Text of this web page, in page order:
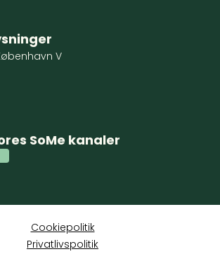
V
SoMe kanaler
Instagram
Cookiepolitik
Privatlivspolitik